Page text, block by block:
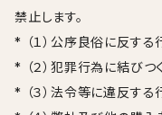
禁止します。
* （１）公序良俗に反する
* （２）犯罪行為に結びつ
* （３）法令等に違反する